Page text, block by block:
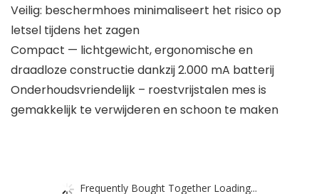
Veilig: beschermhoes minimaliseert het risico op
letsel tijdens het zagen
Compact — lichtgewicht, ergonomische en
draadloze constructie dankzij 2.000 mA batterij
Onderhoudsvriendelijk – roestvrijstalen mes is
gemakkelijk te verwijderen en schoon te maken
Frequently Bought Together Loading...